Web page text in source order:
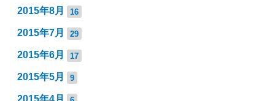
2015年8月 16
2015年7月 29
2015年6月 17
2015年5月 9